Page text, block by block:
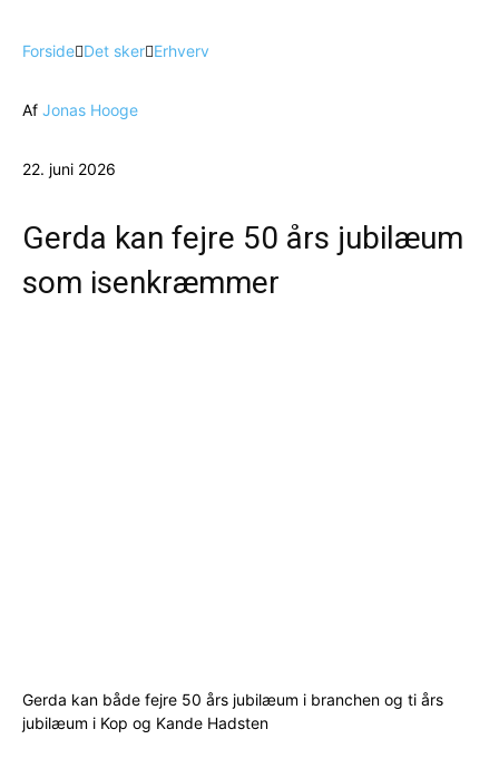
Forside Det sker Erhverv
Af Jonas Hooge
22. juni 2026
Gerda kan fejre 50 års jubilæum
som isenkræmmer
Gerda kan både fejre 50 års jubilæum i branchen og ti års
jubilæum i Kop og Kande Hadsten